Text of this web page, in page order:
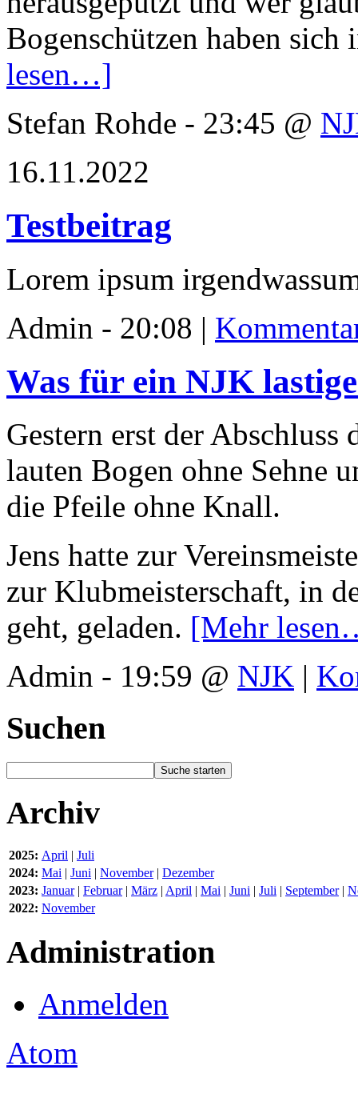
Bogenschützen haben
lesen…]
Stefan Rohde - 23:45 @
16.11.2022
Testbeitrag
Lorem ipsum
Admin - 20:08 |
Was für ein NJK
Gestern erst der
lauten Bogen ohne Sehne
die Pfeile ohne Knall.
Jens hatte zur
zur Klubmeisterschaft, in
geht, geladen. [Mehr
Admin - 19:59 @ NJK |
Suchen
Archiv
2025: April | Juli
2024: Mai | Juni | November| Dezember
2023: Januar| Februar| März | April | Mai | Juni | Juli | September|
2022: November
Administration
Anmelden
Atom